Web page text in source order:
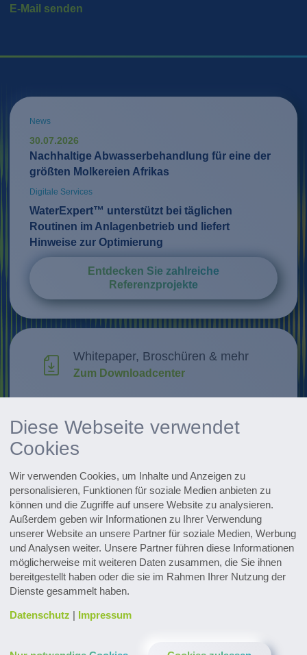
Diese Webseite verwendet
Cookies
Wir verwenden Cookies, um Inhalte und Anzeigen zu
personalisieren, Funktionen für soziale Medien anbieten zu
können und die Zugriffe auf unsere Website zu analysieren.
Außerdem geben wir Informationen zu Ihrer Verwendung
unserer Website an unsere Partner für soziale Medien, Werbung
und Analysen weiter. Unsere Partner führen diese Informationen
möglicherweise mit weiteren Daten zusammen, die Sie ihnen
bereitgestellt haben oder die sie im Rahmen Ihrer Nutzung der
Dienste gesammelt haben.
Datenschutz | Impressum
E-Mail senden
News
30.07.2026
Nachhaltige Abwasserbehandlung für eine der
größten Molkereien Afrikas
Digitale Services
WaterExpert™ unterstützt bei täglichen
Routinen im Anlagenbetrieb und liefert
Hinweise zur Optimierung
Entdecken Sie zahlreiche
Referenzprojekte
Whitepaper, Broschüren & mehr
Zum Downloadcenter
Innovationen entdecken
Zu den Terminen
Zum Pharmaceutical Newsletter
anmelden